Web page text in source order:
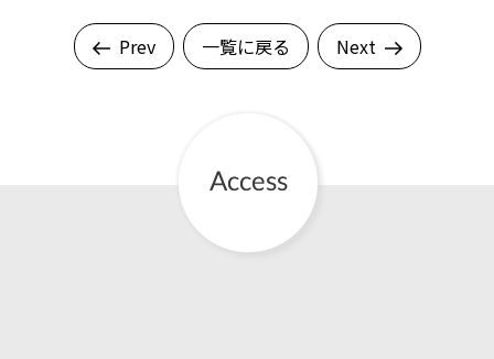
Prev 一覧に戻る Next